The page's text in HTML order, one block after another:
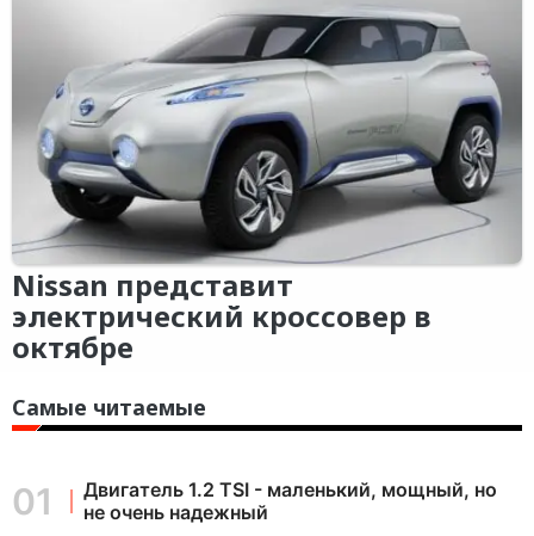
Nissan представит
электрический кроссовер в
октябре
Самые читаемые
Двигатель 1.2 TSI - маленький, мощный, но
не очень надежный